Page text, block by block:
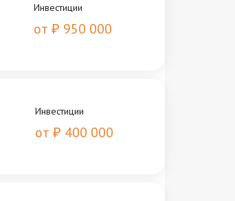
Инвестиции
от ₽ 950 000
Инвестиции
от ₽ 400 000